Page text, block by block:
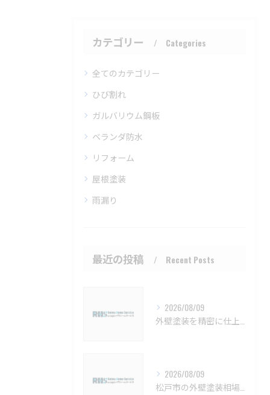
カテゴリー Categories
全てのカテゴリー
ひび割れ
ガルバリウム鋼板
ベランダ防水
リフォーム
屋根塗装
雨漏り
最近の投稿 Recent Posts
2026/08/09
2026/08/09